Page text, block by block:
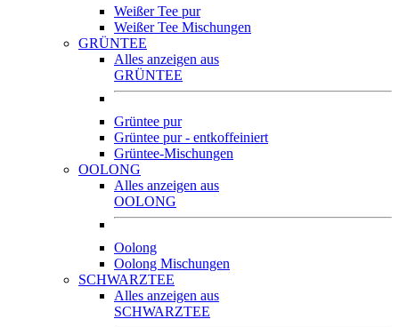
Weißer Tee pur
Weißer Tee Mischungen
GRÜNTEE
Alles anzeigen aus
GRÜNTEE
Grüntee pur
Grüntee pur - entkoffeiniert
Grüntee-Mischungen
OOLONG
Alles anzeigen aus
OOLONG
Oolong
Oolong Mischungen
SCHWARZTEE
Alles anzeigen aus
SCHWARZTEE